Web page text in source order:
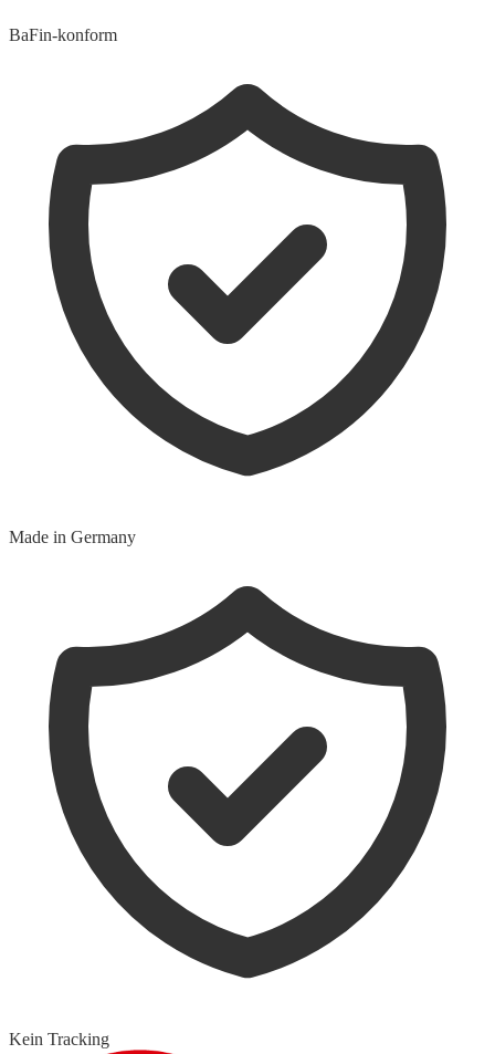
BaFin-konform
Made in Germany
Kein Tracking